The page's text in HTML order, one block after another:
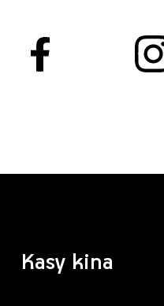
Kasy kina